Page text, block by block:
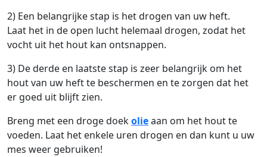
2) Een belangrijke stap is het drogen van uw heft.
Laat het in de open lucht helemaal drogen, zodat het
vocht uit het hout kan ontsnappen.
3) De derde en laatste stap is zeer belangrijk om het
hout van uw heft te beschermen en te zorgen dat het
er goed uit blijft zien.
Breng met een droge doekolieaan om het hout te
voeden. Laat het enkele uren drogen en dan kunt u uw
mes weer gebruiken!